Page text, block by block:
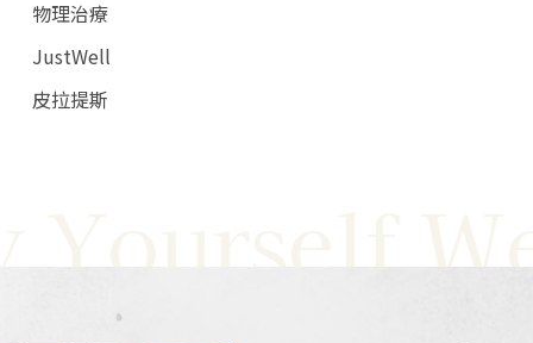
物理治療
JustWell
皮拉提斯